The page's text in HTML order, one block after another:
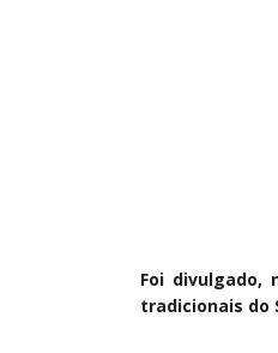
Foi
tradicionais do